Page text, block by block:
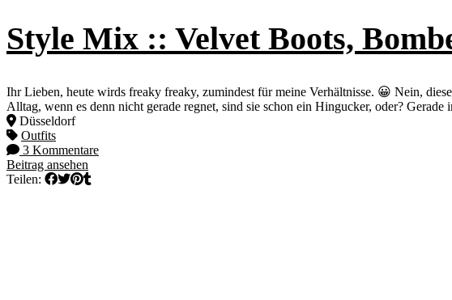
Style Mix :: Velvet Boots,
Ihr Lieben, heute wirds freaky freaky, zumindest für meine Verhältnisse. 😀 Nein,
Alltag, wenn es denn nicht gerade regnet, sind sie schon ein Hingucker, oder?
Düsseldorf
Outfits
3 Kommentare
Beitrag ansehen
Teilen: